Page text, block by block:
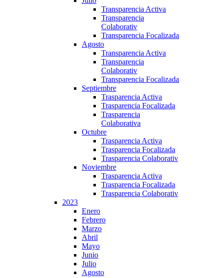
Transparencia Activa
Transparencia
Colaborativ
Transparencia Focalizada
Agosto
Transparencia Activa
Transparencia
Colaborativ
Transparencia Focalizada
Septiembre
Trasparencia Activa
Trasparencia Focalizada
Trasparencia
Colaborativa
Octubre
Trasparencia Activa
Trasparencia Focalizada
Trasparencia Colaborativ
Noviembre
Trasparencia Activa
Trasparencia Focalizada
Trasparencia Colaborativ
2023
Enero
Febrero
Marzo
Abril
Mayo
Junio
Julio
Agosto